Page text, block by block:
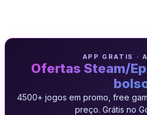
APP GRATIS ·
Ofertas Steam/
4500+ jogos em promo, free
preço. Grátis no